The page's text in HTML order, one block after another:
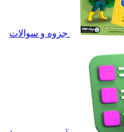
جزوه و سوالات